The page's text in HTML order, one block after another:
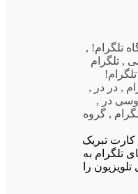
تلگرام! ,
, تلگرام
تلگرام!
, در در ,
در ,
, گروه
کارت تبریک
تلگرام به
را